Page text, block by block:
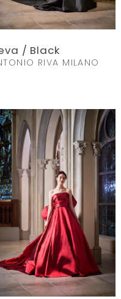
/ Black
RIVA MILANO